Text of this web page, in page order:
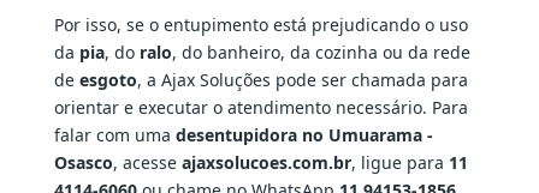
Por isso, se o entupimento está prejudicando o uso
da pia, do ralo, do banheiro, da cozinha ou da rede
de esgoto, a Ajax Soluções pode ser chamada para
orientar e executar o atendimento necessário. Para
falar com uma desentupidora no Umuarama -
Osasco, acesse ajaxsolucoes.com.br, ligue para 11